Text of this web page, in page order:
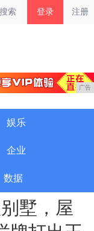
搜索 登录 注册
广告
娱乐
企业
数据
墅，屋